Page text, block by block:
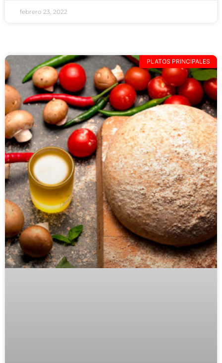
febrero 23, 2022
PLATOS PRINCIPALES